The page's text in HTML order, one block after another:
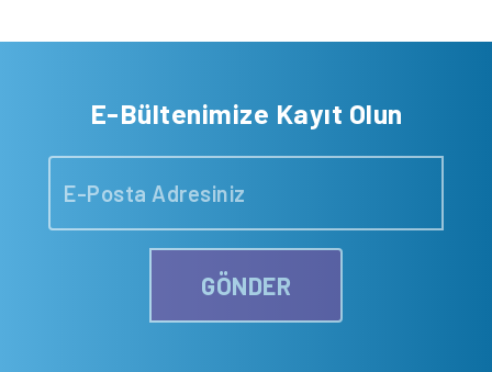
E-Bültenimize Kayıt Olun
GÖNDER